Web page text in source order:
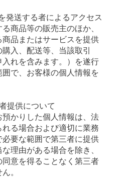
発送する者によるアクセス
商品等の販売主のほか、
品またはサービスを提供
入、配送等、当該取引
入れを含みます。）を遂行
で、お客様の個人情報を
提供について
預かりした個人情報は、法
る場合および適切に業務
必要な範囲で第三者に提供
理由がある場合を除き、
意を得ることなく第三者
。